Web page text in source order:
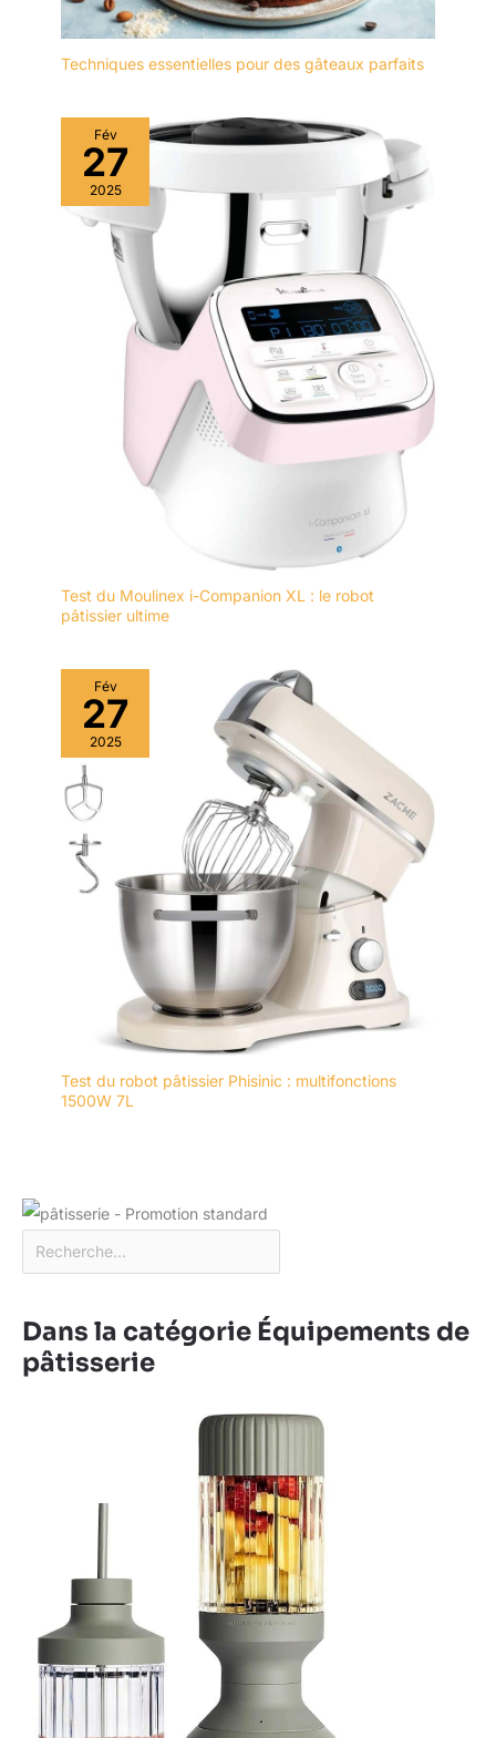
Techniques essentielles pour des gâteaux parfaits
Fév
27
2025
Test du Moulinex i-Companion XL : le robot
pâtissier ultime
Fév
27
2025
Test du robot pâtissier Phisinic : multifonctions
1500W 7L
Dans la catégorie Équipements de
pâtisserie